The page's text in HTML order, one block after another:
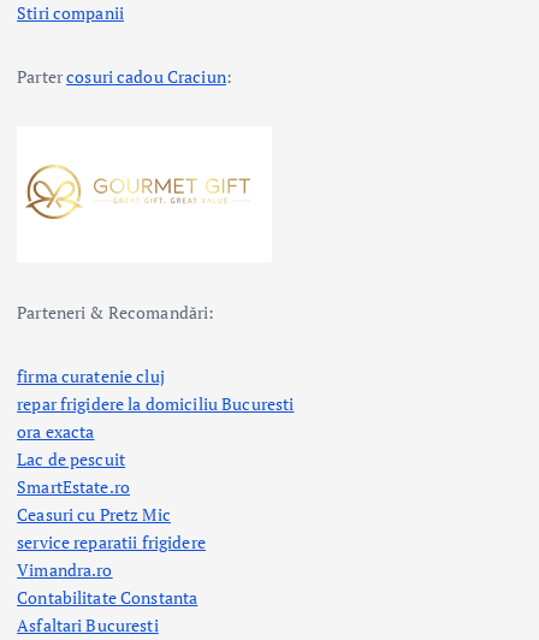
Stiri companii
Partercosuri cadou Craciun:
Parteneri & Recomandări:
firma curatenie cluj
repar frigidere la domiciliu Bucuresti
ora exacta
Lac de pescuit
SmartEstate.ro
Ceasuri cu Pretz Mic
service reparatii frigidere
Vimandra.ro
Contabilitate Constanta
Asfaltari Bucuresti